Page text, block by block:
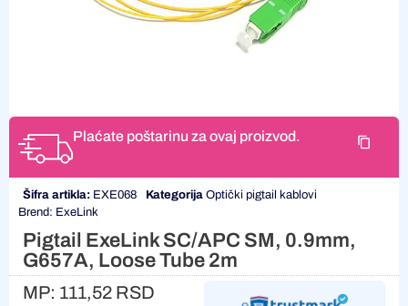
Plaćate poštarinu za ovaj proizvod.
Šifra artikla: EXE068 Kategorija Optički pigtail kablovi
Brend: ExeLink
Pigtail ExeLink SC/APC SM, 0.9mm,
G657A, Loose Tube 2m
MP: 111,52 RSD